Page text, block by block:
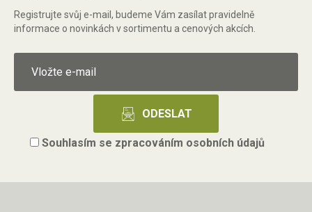
Registrujte svůj e-mail, budeme Vám zasílat pravidelně
informace o novinkách v sortimentu a cenových akcích.
Souhlasím se zpracováním osobních údajů